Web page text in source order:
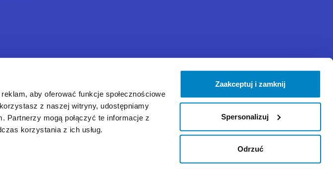
aby oferować funkcje społecznościowe
z naszej witryny, udostępniamy
Partnerzy mogą połączyć te informacje z
korzystania z ich usług.
Zaakceptuj i zamknij
Spersonalizuj
Odrzuć